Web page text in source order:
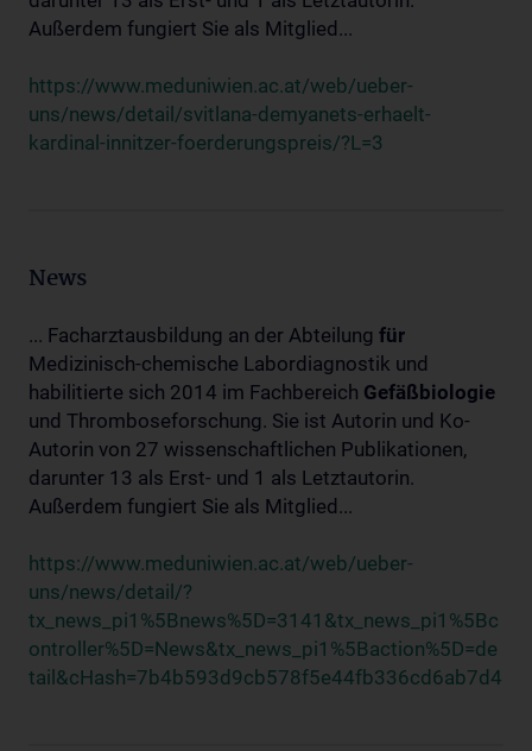
Außerdem fungiert Sie als Mitglied...
https://www.meduniwien.ac.at/web/ueber-
uns/news/detail/svitlana-demyanets-erhaelt-
kardinal-innitzer-foerderungspreis/?L=3
News
... Facharztausbildung an der Abteilung für
Medizinisch-chemische Labordiagnostik und
habilitierte sich 2014 im Fachbereich Gefäßbiologie
und Thromboseforschung. Sie ist Autorin und Ko-
Autorin von 27 wissenschaftlichen Publikationen,
darunter 13 als Erst- und 1 als Letztautorin.
Außerdem fungiert Sie als Mitglied...
https://www.meduniwien.ac.at/web/ueber-
uns/news/detail/?
tx_news_pi1%5Bnews%5D=3141&tx_news_pi1%5Bc
ontroller%5D=News&tx_news_pi1%5Baction%5D=de
tail&cHash=7b4b593d9cb578f5e44fb336cd6ab7d4